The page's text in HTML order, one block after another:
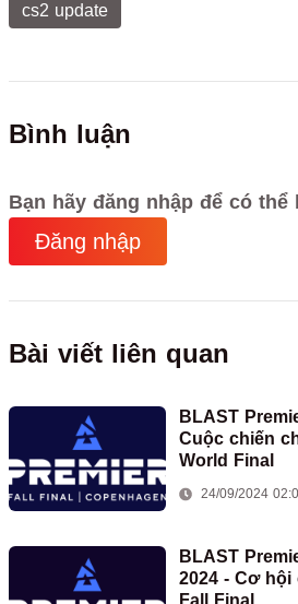
cs2 update
Bình luận
Bạn hãy đăng nhập để có thể
Đăng nhập
Bài viết liên quan
BLAST
Cuộc chiến
World Final
24/09/2024
BLAST
2024 - Cơ